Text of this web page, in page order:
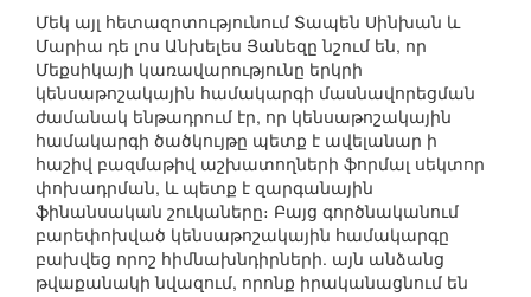
Մեկ այլ հետազոտությունում Տապեն Սինխան և
Մարիա դե լոս Անխելես Յանեզը նշում են, որ
Մեքսիկայի կառավարությունը երկրի
կենսաթոշակային համակարգի մասնավորեցման
ժամանակ ենթադրում էր, որ կենսաթոշակային
համակարգի ծածկույթը պետք է ավելանար ի
հաշիվ բազմաթիվ աշխատողների ֆորմալ սեկտոր
փոխադրման, և պետք է զարգանային
ֆինանսական շուկաները։ Բայց գործնականում
բարեփոխված կենսաթոշակային համակարգը
բախվեց որոշ հիմնախնդիրների. այն անձանց
թվաքանակի նվազում, որոնք իրականացնում են